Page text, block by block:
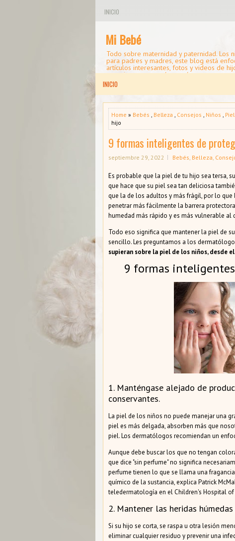
INICIO
Mi Bebé
Todo sobre maternidad y paternidad. Los
para padres y madres, este blog está
artículos interesantes, fotos y videos de
consejos para mamá y papá.
INICIO
Home » Bebés , Belleza , Consejos , Niños , Piel
hijo
9 formas inteligentes de
septiembre 29, 2022 Bebés, Belleza,
Es probable que la piel de tu hijo sea tersa,
que hace que su piel sea tan deliciosa
que la de los adultos y más frágil, por lo
penetrar más fácilmente la barrera
humedad más rápido y es más vulnerable al
Todo eso significa que mantener la piel de
sencillo. Les preguntamos a los
supieran sobre la piel de los niños, desde
9 formas
1. Manténgase alejado de
conservantes.
La piel de los niños no puede manejar una
piel es más delgada, absorben más que
piel. Los dermatólogos recomiendan un
Aunque debe buscar los que no tengan
que dice "sin perfume" no significa
perfume tienen lo que se llama una
químico de la sustancia, explica Patrick
teledermatología en el Children's Hospital
2. Mantener las heridas
Si su hijo se corta, se raspa u otra lesión
eliminar cualquier residuo y prevenir una